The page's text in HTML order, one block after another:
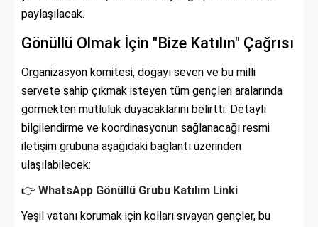
paylaşılacak.
Gönüllü Olmak İçin "Bize Katılın" Çağrısı
Organizasyon komitesi, doğayı seven ve bu milli
servete sahip çıkmak isteyen tüm gençleri aralarında
görmekten mutluluk duyacaklarını belirtti. Detaylı
bilgilendirme ve koordinasyonun sağlanacağı resmi
iletişim grubuna aşağıdaki bağlantı üzerinden
ulaşılabilecek:
👉 WhatsApp Gönüllü Grubu Katılım Linki
Yeşil vatanı korumak için kolları sıvayan gençler, bu